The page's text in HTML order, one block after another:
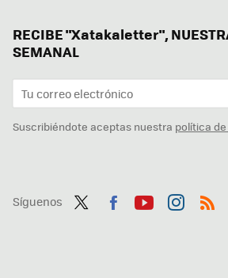
RECIBE "Xatakaletter",
SEMANAL
Suscribiéndote aceptas nuestra política
Síguenos